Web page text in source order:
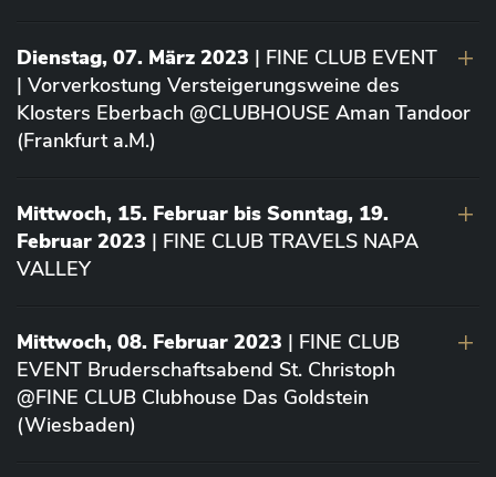
Dienstag, 07. März 2023 | FINE CLUB EVENT
| Vorverkostung Versteigerungsweine des
Klosters Eberbach @CLUBHOUSE Aman Tandoor
(Frankfurt a.M.)
Mittwoch, 15. Februar bis Sonntag, 19.
Februar 2023 | FINE CLUB TRAVELS NAPA
VALLEY
Mittwoch, 08. Februar 2023 | FINE CLUB
EVENT Bruderschaftsabend St. Christoph
@FINE CLUB Clubhouse Das Goldstein
(Wiesbaden)